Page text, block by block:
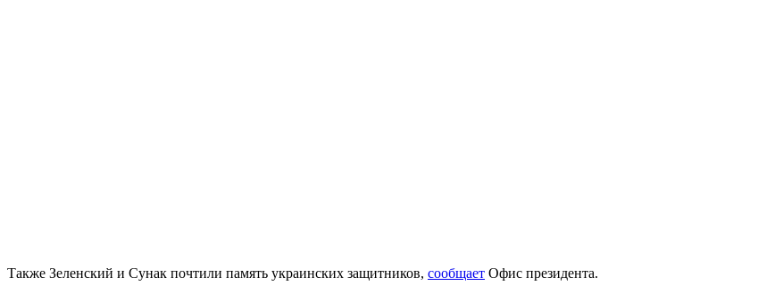
Также Зеленский и Сунак почтили память украинских защитников, сообщает Офис президента.